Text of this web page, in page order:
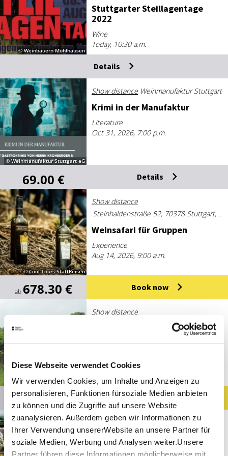
Diese Webseite verwendet Cookies
Wir verwenden Cookies, um Inhalte und Anzeigen zu
personalisieren, Funktionen fürsoziale Medien anbieten
zu können und die Zugriffe auf unsere Website
zuanalysieren. Außerdem geben wir Informationen zu
Ihrer Verwendung unsererWebsite an unsere Partner für
soziale Medien, Werbung und Analysen weiter.Unsere
Partner führen diese Informationen möglicherweise mit
© Weinbauern Mühlhausen
Stut­tgarter Steil­la­gent­age
2022
Wine
Today, 10:30 a.m.
Details
© Weinmanufaktur Stuttgart eG
Show distance Weinmanufaktur Stuttgart
Krimi in der Man­u­fak­tur
Literature
Oct 31, 2026, 7:00 p.m.
69.00 € Details
© Cool-Tours StattReisen
Show distance
Steinhaldenstraße 52, 70378 Stuttgart, Deutschland
Wein­sa­fari für Grup­pen
Experience
Aug 14, 2026, 9:00 a.m.
ab678.30 € Book now
© Cool-Tours StattReisen
Show distance
Austraße 370, 70376 Stuttgart, Deutschland
Aug 16, 2026, 9:00 a.m.
630.70 € Book now
Weinbau Knobloch-Wolfrum
Som­mer.Garten.Be­sen - Wein­
bau Knobloch-Wolfrum